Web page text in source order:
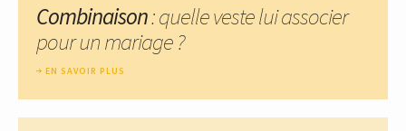
Combinaison: quelle veste lui associer
pour un mariage ?
EN SAVOIR PLUS